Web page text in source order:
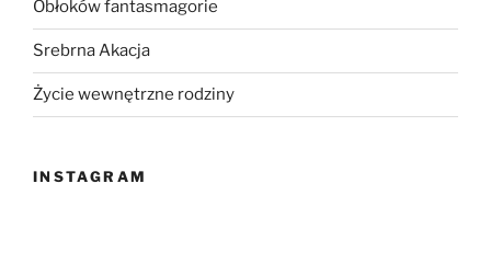
Obłoków fantasmagorie
Srebrna Akacja
Życie wewnętrzne rodziny
INSTAGRAM